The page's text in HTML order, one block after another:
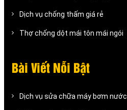
Dịch vụ chống thấm giá rẻ
Thợ chống dột mái tôn mái ngói
Bài Viết Nỗi Bật
Dịch vụ sửa chữa máy bơm nước